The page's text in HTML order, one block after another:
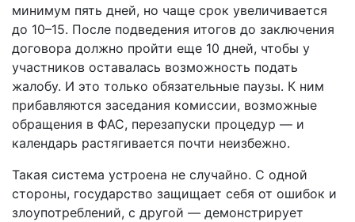
минимум пять дней, но чаще срок увеличивается
до 10–15. После подведения итогов до заключения
договора должно пройти еще 10 дней, чтобы у
участников оставалась возможность подать
жалобу. И это только обязательные паузы. К ним
прибавляются заседания комиссии, возможные
обращения в ФАС, перезапуски процедур — и
календарь растягивается почти неизбежно.
Такая система устроена не случайно. С одной
стороны, государство защищает себя от ошибок и
злоупотреблений, с другой — демонстрирует